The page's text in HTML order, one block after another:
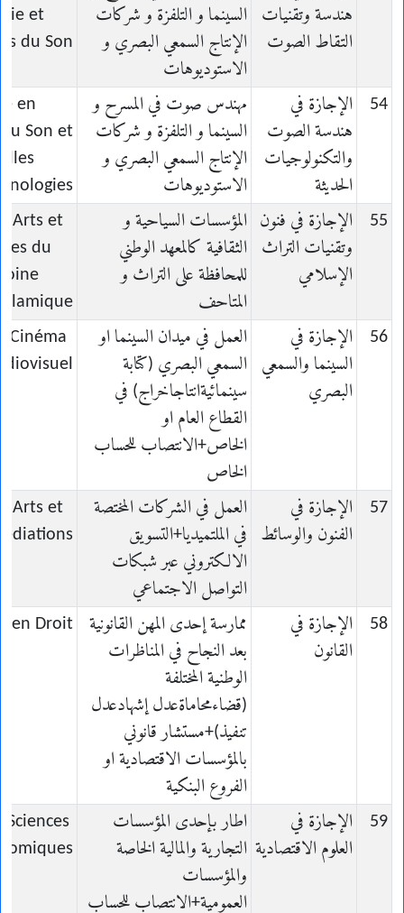
هندسة وتقنيات
التقاط الصوت
السينما و التلفزة و شركات
الإنتاج السمعي البصري و
الاستوديوهات
et
du Son
54
الإجازة في
هندسة الصوت
والتكنولوجيات
الحديثة
مهندس صوت في المسرح و
السينما و التلفزة و شركات
الإنتاج السمعي البصري و
الاستوديوهات
en
Son et
55
الإجازة في فنون
وتقنيات التراث
الإسلامي
المؤسسات السياحية و
الثقافية كالمعهد الوطني
للمحافظة على التراث و
المتاحف
Arts et
du
Islamique
56
الإجازة في
السينما والسمعي
البصري
العمل في ميدان السينما او
السمعي البصري (كتابة
سينمائيةانتاجاخراج) في
القطاع العام او
الخاص+الانتصاب للحساب
الخاص
Cinéma
57
الإجازة في
الفنون والوسائط
العمل في الشركات المختصة
في الملتميديا+التسويق
الالكتروني عبر شبكات
التواصل الاجتماعي
Arts et
58
الإجازة في
القانون
ممارسة إحدى المهن القانونية
بعد النجاح في المناظرات
الوطنية المختلفة
(قضاءمحاماةعدل إشهادعدل
تنفيذ)+مستشار قانوني
بالمؤسسات الاقتصادية او
الفروع البنكية
en Droit
59
الإجازة في
العلوم الاقتصادية
اطار بإحدى المؤسسات
التجارية والمالية الخاصة
والمؤسسات
العمومية+الانتصاب للحساب
Sciences